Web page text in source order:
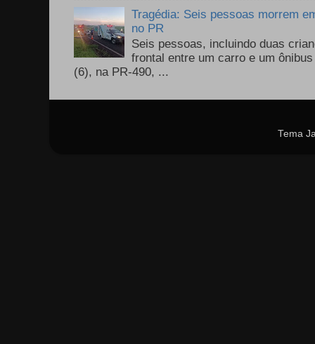
Tragédia: Seis pessoas morrem
no PR
Seis pessoas, incluindo duas
frontal entre um carro e um
(6), na PR-490, ...
Tema